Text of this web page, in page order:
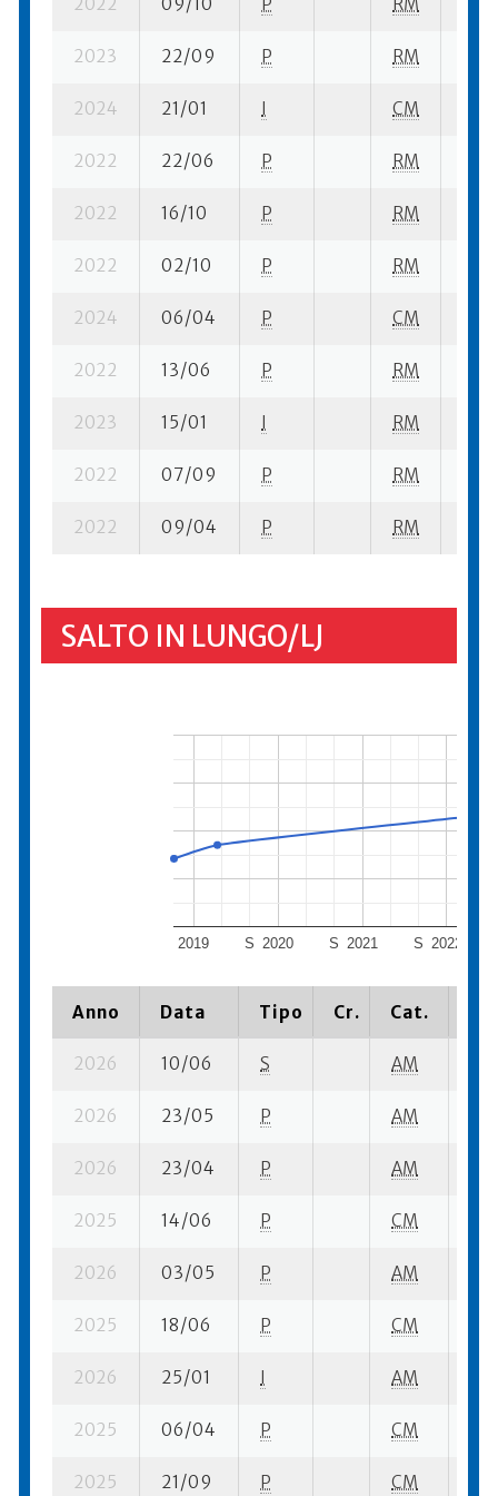
2023 22/09 P RM
2024 21/01 I CM
2022 22/06 P RM
2022 16/10 P RM
2022 02/10 P RM
2024 06/04 P CM
2022 13/06 P RM
2023 15/01 I RM
2022 07/09 P RM
2022 09/04 P RM
SALTO IN LUNGO/LJ
2019 2020 2021 2022
S S S
Anno Data Tipo Cr. Cat.
2026 10/06 S AM
2026 23/05 P AM
2026 23/04 P AM
2025 14/06 P CM
2026 03/05 P AM
2025 18/06 P CM
2026 25/01 I AM
2025 06/04 P CM
2025 21/09 P CM